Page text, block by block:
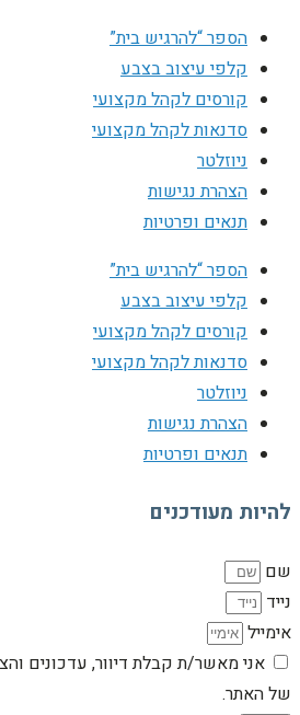
הספר “להרגיש בית”
קלפי עיצוב בצבע
קורסים לקהל מקצועי
סדנאות לקהל מקצועי
ניוזלטר
הצהרת נגישות
תנאים ופרטיות
הספר “להרגיש בית”
קלפי עיצוב בצבע
קורסים לקהל מקצועי
סדנאות לקהל מקצועי
ניוזלטר
הצהרת נגישות
תנאים ופרטיות
להיות מעודכנים
שם
נייד
אימייל
אני מאשר/ת קבלת דיוור, עדכונים
של האתר.